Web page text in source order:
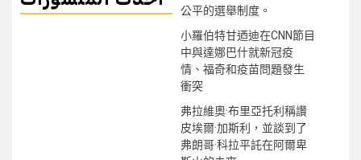
公平的選舉制度。
小羅伯特甘迺迪在CNN節目
中與達娜巴什就新冠疫
情、福奇和疫苗問題發生
衝突
弗拉維奧·布里亞托利稱讚
皮埃爾·加斯利，並談到了
弗朗哥·科拉平託在阿爾卑